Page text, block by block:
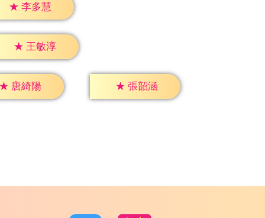
★ 李多慧
★ 王敏淳
唐綺陽 ★ 張韶涵